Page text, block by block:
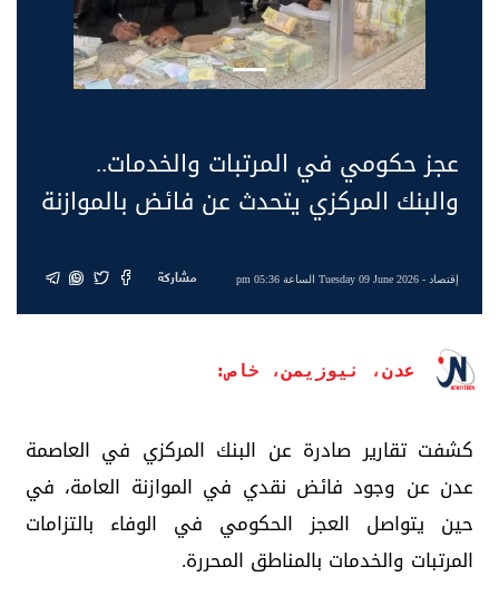
عجز حكومي في المرتبات والخدمات..
والبنك المركزي يتحدث عن فائض بالموازنة
إقتصاد - Tuesday 09 June 2026 الساعة 05:36 pm مشاركة
عدن، نيوزيمن، خاص:
كشفت تقارير صادرة عن البنك المركزي في العاصمة
عدن عن وجود فائض نقدي في الموازنة العامة، في
حين يتواصل العجز الحكومي في الوفاء بالتزامات
المرتبات والخدمات بالمناطق المحررة.